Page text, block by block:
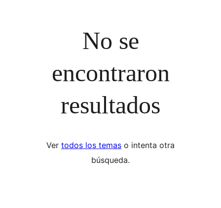
No se
encontraron
resultados
Ver todos los temas o intenta otra
búsqueda.